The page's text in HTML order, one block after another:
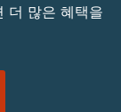
더 많은 혜택을